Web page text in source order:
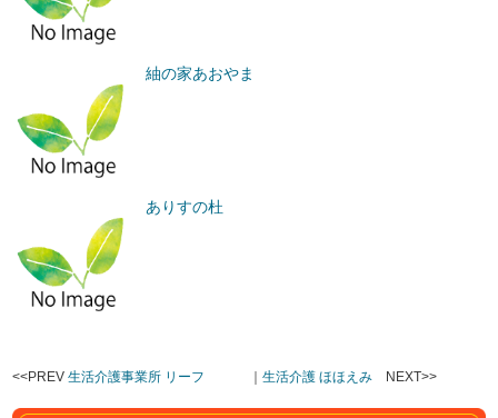
紬の家あおやま
ありすの杜
<<PREV生活介護事業所 リーフ ｜生活介護 ほほえみ NEXT>>